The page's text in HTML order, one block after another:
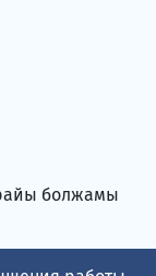
болжамы